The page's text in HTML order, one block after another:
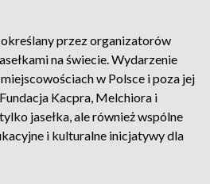
przez organizatorów
na świecie. Wydarzenie
w Polsce i poza jej
Kacpra, Melchiora i
jasełka, ale również wspólne
i kulturalne inicjatywy dla